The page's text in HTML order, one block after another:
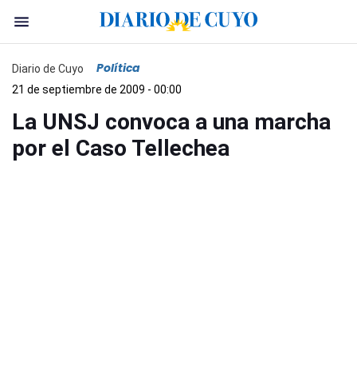
Diario de Cuyo Política
21 de septiembre de 2009 - 00:00
La UNSJ convoca a una marcha
por el Caso Tellechea